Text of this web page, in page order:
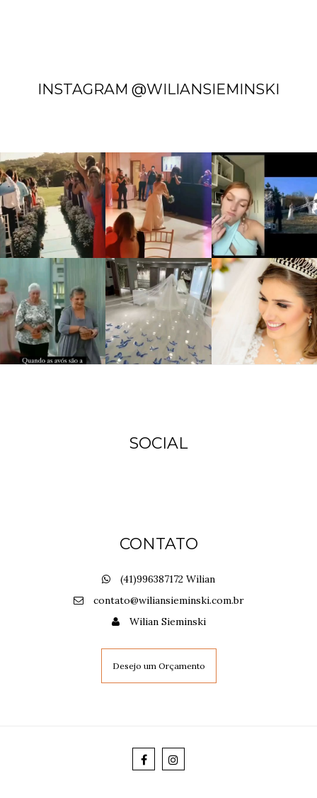
INSTAGRAM @WILIANSIEMINSKI
SOCIAL
CONTATO
(41)996387172 Wilian
contato@wiliansieminski.com.br
Wilian Sieminski
Desejo um Orçamento